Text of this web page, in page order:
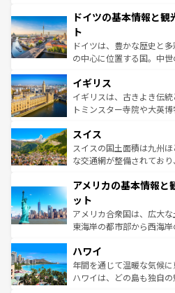
せる。地方によって風土
ンテンツ一覧 を参照してほ
で、幅広い魅力が詰まっ
聖堂、美しいビーチ、そ
から魅了する。また、フ
れ、フランス料理はユネ
香り高いラベンダー畑など
らに、パリ以外の地域に
も豊かな歴史と文化が息
を参照してほしい。
ドイツの基本情報と
ト
ドイツは、豊かな歴史と
の中心に位置する国。中
顔を持つこの国は、どこを
ルリンの文化的活気、バ
してライン川沿いのワイ
は、お酒好きな人にはぜひ体験し
ドイツ情報はコンテンツ一
イギリス
イギリスは、古きよき伝
トミンスター寺院や大英
リアごとに異なる魅力が
ティー、ビール好きには
戦など、本場だからこそ
ンツ一覧を参照してほしい
スイス
スイスの国土面積は九州
な交通網が整備されてお
の建物がそのまま残る町
博物館もあり、アルプス
ことができる。国民の所得
者向けの交通パス提供の
着のスイス情報は
アメリカの基本情報と
ット
アメリカ合衆国は、広大な
東海岸の都市部から西海
のような巨大都市は、観光
ンメントが詰まった刺激
西部には大自然が広がり
ハワイ
年間を通じて温暖な気候
ハワイは、どの島も独自